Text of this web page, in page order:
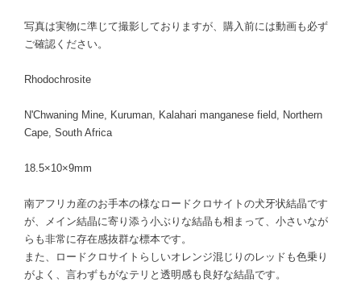
写真は実物に準じて撮影しておりますが、購入前には動画も必ず
ご確認ください。
Rhodochrosite
N'Chwaning Mine, Kuruman, Kalahari manganese field, Northern
Cape, South Africa
18.5×10×9mm
南アフリカ産のお手本の様なロードクロサイトの犬牙状結晶です
が、メイン結晶に寄り添う小ぶりな結晶も相まって、小さいなが
らも非常に存在感抜群な標本です。
また、ロードクロサイトらしいオレンジ混じりのレッドも色乗り
がよく、言わずもがなテリと透明感も良好な結晶です。